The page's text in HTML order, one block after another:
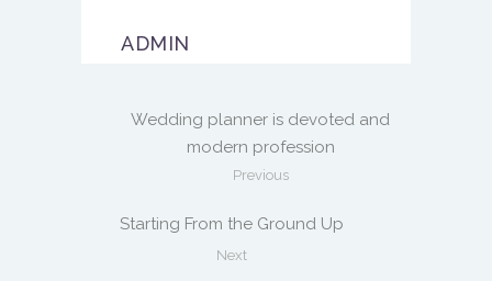
ADMIN
Wedding planner is devoted and
modern profession
Previous
Starting From the Ground Up
Next